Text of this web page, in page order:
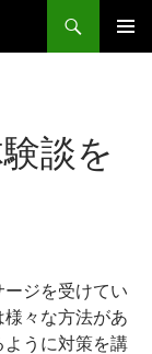
談を
ジを受けてい
々な方法があ
うに対策を講